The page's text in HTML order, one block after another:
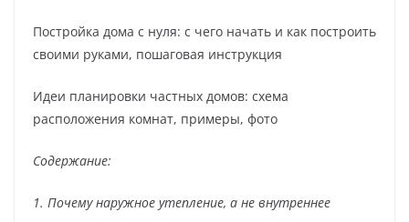
Постройка дома с нуля: с чего начать и как построить
своими руками, пошаговая инструкция
Идеи планировки частных домов: схема
расположения комнат, примеры, фото
Содержание:
1. Почему наружное утепление, а не внутреннее